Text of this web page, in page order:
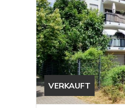
VERKAUFT